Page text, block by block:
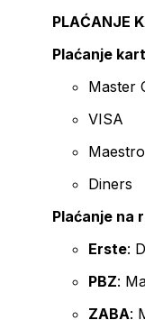
PLAĆANJE
Plaćanje
Master
VISA
Maestro
Diners
Plaćanje na
Erste:
PBZ:
ZABA: